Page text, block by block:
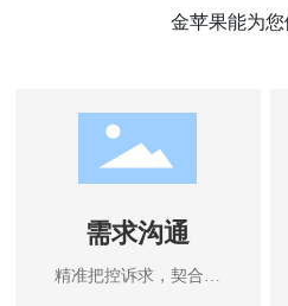
金苹果能为您
需求沟通
精准把控诉求，契合市